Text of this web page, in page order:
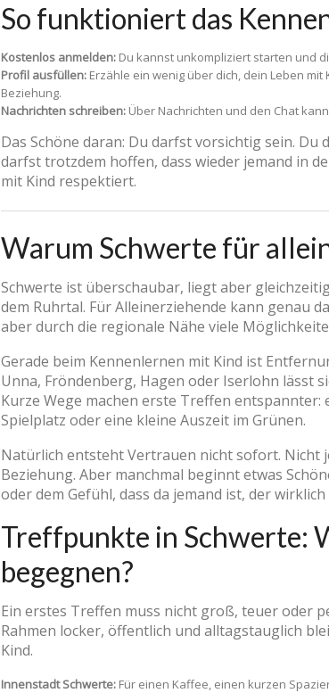
So funktioniert das
Kostenlos anmelden: Du kannst unkompliziert starten und
Profil ausfüllen: Erzähle ein wenig über dich, dein Leben
Beziehung.
Nachrichten schreiben: Über Nachrichten und den Chat
Das Schöne daran: Du darfst vorsichtig sein.
darfst trotzdem hoffen, dass wieder jemand in
mit Kind respektiert.
Warum Schwerte für
Schwerte ist überschaubar, liegt aber
dem Ruhrtal. Für Alleinerziehende kann genau
aber durch die regionale Nähe viele
Gerade beim Kennenlernen mit Kind ist
Unna, Fröndenberg, Hagen oder Iserlohn lässt
Kurze Wege machen erste Treffen
Spielplatz oder eine kleine Auszeit im Grünen.
Natürlich entsteht Vertrauen nicht sofort. Nicht
Beziehung. Aber manchmal beginnt etwas
oder dem Gefühl, dass da jemand ist, der
Treffpunkte in Schwerte:
begegnen?
Ein erstes Treffen muss nicht groß, teuer oder
Rahmen locker, öffentlich und alltagstauglich
Kind.
Innenstadt Schwerte: Für einen Kaffee, einen kurzen